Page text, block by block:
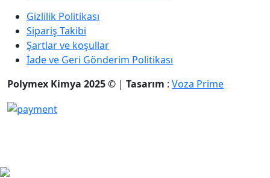
Gizlilik Politikası
Sipariş Takibi
Şartlar ve koşullar
İade ve Geri Gönderim Politikası
Polymex Kimya 2025 © | Tasarım : Voza Prime